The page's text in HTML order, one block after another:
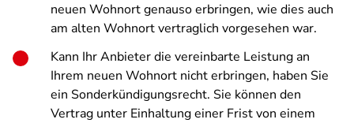
neuen Wohnort genauso erbringen, wie dies auch
am alten Wohnort vertraglich vorgesehen war.
Kann Ihr Anbieter die vereinbarte Leistung an
Ihrem neuen Wohnort nicht erbringen, haben Sie
ein Sonderkündigungsrecht. Sie können den
Vertrag unter Einhaltung einer Frist von einem